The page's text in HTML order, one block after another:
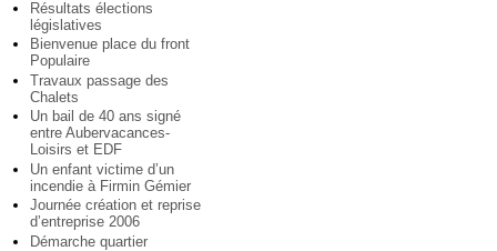
Résultats élections
législatives
Bienvenue place du front
Populaire
Travaux passage des
Chalets
Un bail de 40 ans signé
entre Aubervacances-
Loisirs et EDF
Un enfant victime d’un
incendie à Firmin Gémier
Journée création et reprise
d’entreprise 2006
Démarche quartier